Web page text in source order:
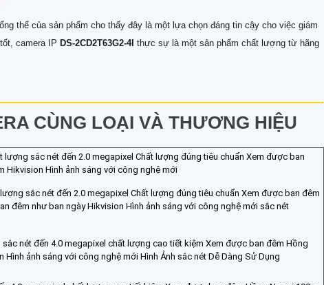
thể của sản phẩm cho thấy đây là một lựa chọn đáng tin cậy cho việc giám
camera IP DS-2CD2T63G2-4I thực sự là một sản phẩm chất lượng từ hãng
CÙNG LOẠI VÀ THƯƠNG HIỆU
lượng sắc nét đến 2.0 megapixel Chất lượng đúng tiêu chuẩn Xem được ban
Hikvision Hình ảnh sáng với công nghệ mới
sắc nét đến 2.0 megapixel Chất lượng đúng tiêu chuẩn Xem được ban đêm
đêm như ban ngày Hikvision Hình ảnh sáng với công nghệ mới sắc nét
nét đến 4.0 megapixel chất lượng cao tiết kiệm Xem được ban đêm Hồng
Hình ảnh sáng với công nghệ mới Hình Ảnh sắc nét Dễ Dàng Sử Dụng